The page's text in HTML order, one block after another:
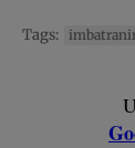
Tags: